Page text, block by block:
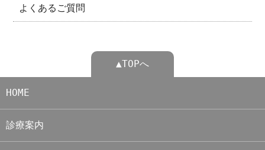
よくあるご質問
▲TOPへ
HOME
診療案内